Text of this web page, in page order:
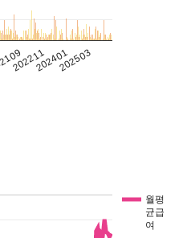
202211202401202503
월평
균급
여